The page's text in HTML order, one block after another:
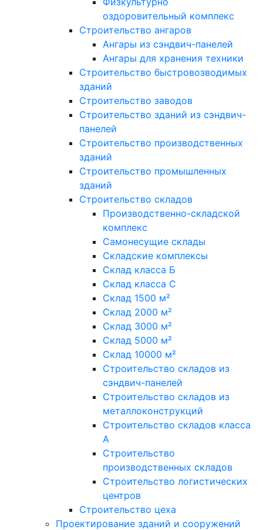
оздоровительный комплекс
Строительство ангаров
Ангары из сэндвич-панелей
Ангары для хранения техники
Строительство быстровозводимых
зданий
Строительство заводов
Строительство зданий из сэндвич-
панелей
Строительство производственных
зданий
Строительство промышленных
зданий
Строительство складов
Производственно-складской
комплекс
Самонесущие склады
Складские комплексы
Склад класса Б
Склад класса С
Склад 1500 м²
Склад 2000 м²
Склад 3000 м²
Склад 5000 м²
Склад 10000 м²
Строительство складов из
сэндвич-панелей
Строительство складов из
металлоконструкций
Строительство складов класса
А
Строительство
производственных складов
Строительство логистических
центров
Строительство цеха
Проектирование зданий и сооружений